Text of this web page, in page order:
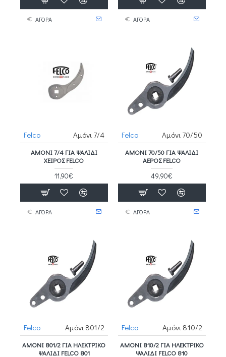
ΑΓΟΡΑ ΑΓΟΡΑ
Felco Αμόνι 7/4
ΑΜΌΝΙ 7/4 ΓΙΑ ΨΑΛΊΔΙ
ΧΕΙΡΌΣ FELCO
11,90€
ΑΓΟΡΑ
Felco Αμόνι 70/50
ΑΜΌΝΙ 70/50 ΓΙΑ ΨΑΛΊΔΙ
ΑΈΡΟΣ FELCO
49,90€
ΑΓΟΡΑ
Felco Αμόνι 801/2
ΑΜΌΝΙ 801/2 ΓΙΑ ΗΛΕΚΤΡΙΚΌ
ΨΑΛΊΔΙ FELCO 801
Felco Αμόνι 810/2
ΑΜΌΝΙ 810/2 ΓΙΑ ΗΛΕΚΤΡΙΚΌ
ΨΑΛΊΔΙ FELCO 810